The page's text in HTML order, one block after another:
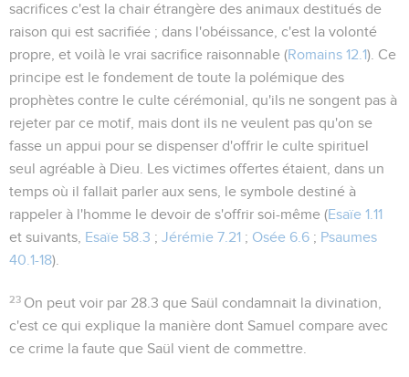
sacrifices c'est la chair étrangère des animaux destitués de
raison qui est sacrifiée ; dans l'obéissance, c'est la volonté
propre, et voilà le vrai sacrifice raisonnable (Romains 12.1). Ce
principe est le fondement de toute la polémique des
prophètes contre le culte cérémonial, qu'ils ne songent pas à
rejeter par ce motif, mais dont ils ne veulent pas qu'on se
fasse un appui pour se dispenser d'offrir le culte spirituel
seul agréable à Dieu. Les victimes offertes étaient, dans un
temps où il fallait parler aux sens, le symbole destiné à
rappeler à l'homme le devoir de s'offrir soi-même (Esaïe 1.11
et suivants, Esaïe 58.3 ; Jérémie 7.21 ; Osée 6.6 ; Psaumes
40.1-18).
23 On peut voir par 28.3 que Saül condamnait la divination,
c'est ce qui explique la manière dont Samuel compare avec
ce crime la faute que Saül vient de commettre.